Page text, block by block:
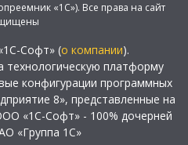
«1С»). Все права на сайт
Софт» (о компании).
технологическую платформу
конфигурации программных
8», представленные на
«1С-Софт» - 100% дочерней
«Группа 1С»